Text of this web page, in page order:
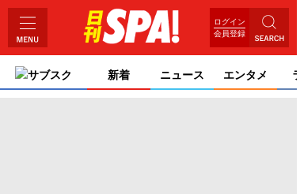
ログイン
会員登録
サブスク 新着 ニュース エンタメ